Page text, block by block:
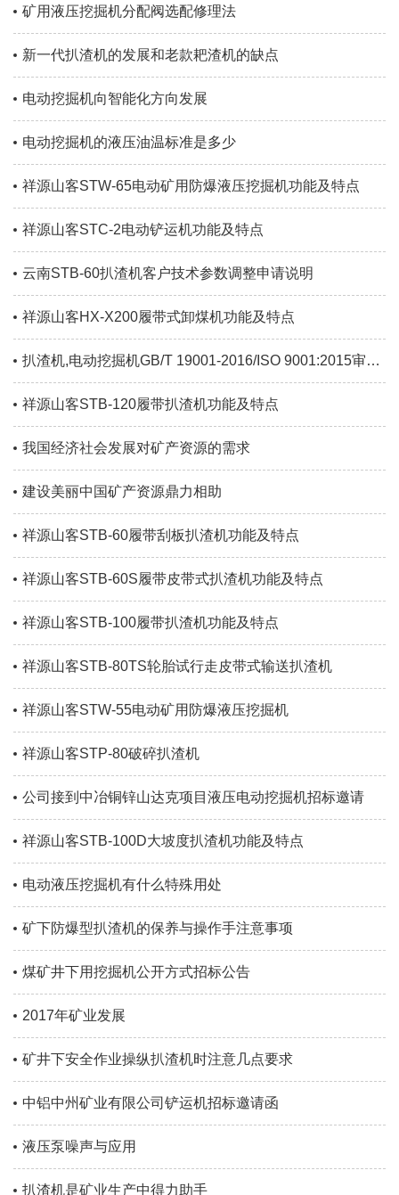
矿用液压挖掘机分配阀选配修理法
新一代扒渣机的发展和老款耙渣机的缺点
电动挖掘机向智能化方向发展
电动挖掘机的液压油温标准是多少
祥源山客STW-65电动矿用防爆液压挖掘机功能及特点
祥源山客STC-2电动铲运机功能及特点
云南STB-60扒渣机客户技术参数调整申请说明
祥源山客HX-X200履带式卸煤机功能及特点
扒渣机,电动挖掘机GB/T 19001-2016/ISO 9001:2015审核通知书
祥源山客STB-120履带扒渣机功能及特点
我国经济社会发展对矿产资源的需求
建设美丽中国矿产资源鼎力相助
祥源山客STB-60履带刮板扒渣机功能及特点
祥源山客STB-60S履带皮带式扒渣机功能及特点
祥源山客STB-100履带扒渣机功能及特点
祥源山客STB-80TS轮胎试行走皮带式输送扒渣机
祥源山客STW-55电动矿用防爆液压挖掘机
祥源山客STP-80破碎扒渣机
公司接到中冶铜锌山达克项目液压电动挖掘机招标邀请
祥源山客STB-100D大坡度扒渣机功能及特点
电动液压挖掘机有什么特殊用处
矿下防爆型扒渣机的保养与操作手注意事项
煤矿井下用挖掘机公开方式招标公告
2017年矿业发展
矿井下安全作业操纵扒渣机时注意几点要求
中铝中州矿业有限公司铲运机招标邀请函
液压泵噪声与应用
扒渣机是矿业生产中得力助手